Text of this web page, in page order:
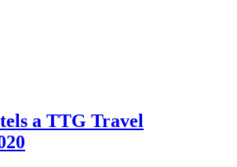
a TTG Travel